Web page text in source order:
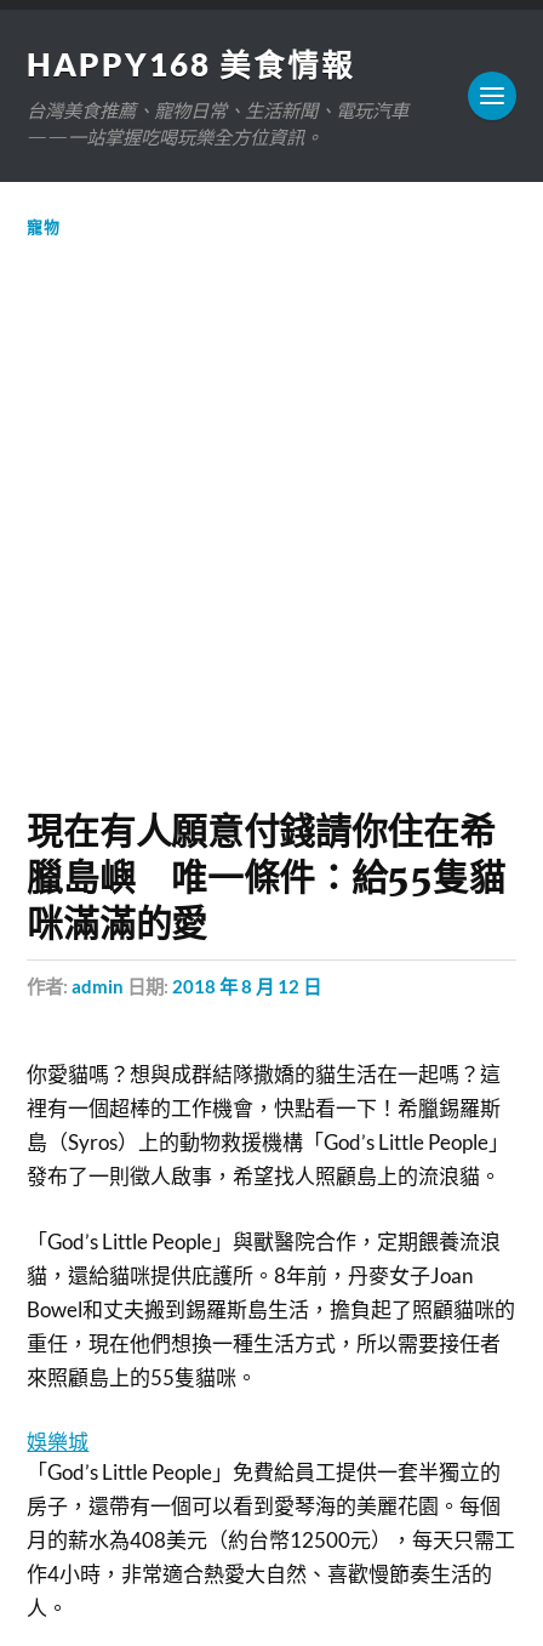
HAPPY168 美食情報
台灣美食推薦、寵物日常、生活新聞、電玩汽車
——一站掌握吃喝玩樂全方位資訊。
寵物
現在有人願意付錢請你住在希
臘島嶼 唯一條件：給55隻貓
咪滿滿的愛
作者:admin 日期: 2018 年 8 月 12 日
你愛貓嗎？想與成群結隊撒嬌的貓生活在一起嗎？這
裡有一個超棒的工作機會，快點看一下！希臘錫羅斯
島（Syros）上的動物救援機構「God’s Little People」
發布了一則徵人啟事，希望找人照顧島上的流浪貓。
「God’s Little People」與獸醫院合作，定期餵養流浪
貓，還給貓咪提供庇護所。8年前，丹麥女子Joan
Bowel和丈夫搬到錫羅斯島生活，擔負起了照顧貓咪的
重任，現在他們想換一種生活方式，所以需要接任者
來照顧島上的55隻貓咪。
娛樂城
「God’s Little People」免費給員工提供一套半獨立的
房子，還帶有一個可以看到愛琴海的美麗花園。每個
月的薪水為408美元（約台幣12500元），每天只需工
作4小時，非常適合熱愛大自然、喜歡慢節奏生活的
人。